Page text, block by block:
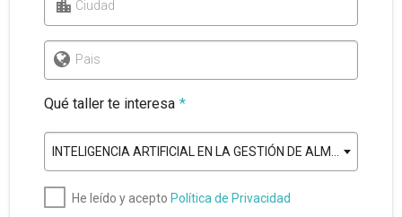
Ciudad
Pais
Qué taller te interesa *
He leído y acepto Política de Privacidad